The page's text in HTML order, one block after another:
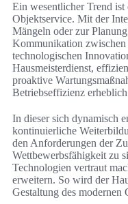
Ein wesentlicher Trend
Objektservice. Mit der
Mängeln oder zur
Kommunikation zwischen
technologischen
Hausmeisterdienst,
proaktive
Betriebseffizienz
In dieser sich dynamisch
kontinuierliche
den Anforderungen der
Wettbewerbsfähigkeit zu
Technologien vertraut
erweitern. So wird der
Gestaltung des modernen